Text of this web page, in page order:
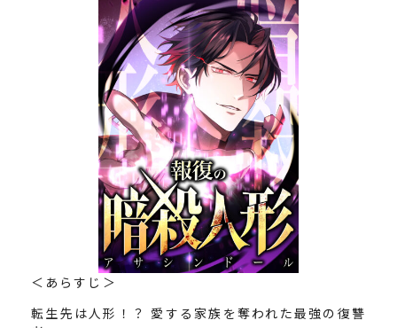
＜あらすじ＞
転生先は人形！？ 愛する家族を奪われた最強の復讐